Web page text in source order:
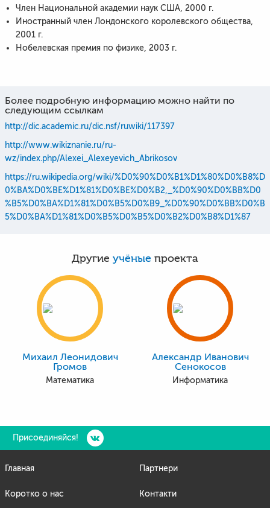
Член Национальной академии наук США, 2000 г.
Иностранный член Лондонского королевского общества,
2001 г.
Нобелевская премия по физике, 2003 г.
Более подробную информацию можно найти по
следующим ссылкам
http://dic.academic.ru/dic.nsf/ruwiki/117397
http://www.wikiznanie.ru/ru-
wz/index.php/Alexei_Alexeyevich_Abrikosov
https://ru.wikipedia.org/wiki/%D0%90%D0%B1%D1%80%D0%B8%D
0%BA%D0%BE%D1%81%D0%BE%D0%B2,_%D0%90%D0%BB%D0
%B5%D0%BA%D1%81%D0%B5%D0%B9_%D0%90%D0%BB%D0%B
5%D0%BA%D1%81%D0%B5%D0%B5%D0%B2%D0%B8%D1%87
Другие учёные проекта
Михаил Леонидович
Громов
Математика
Александр Иванович
Сенокосов
Информатика
Присоединяйся!
Главная
Коротко о нас
Партнери
Контакти